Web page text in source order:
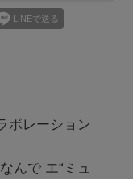
LINEで送る
ボレーション
んで エ“ミュ